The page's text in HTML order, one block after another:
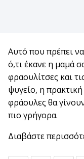
Αυτό που πρέπει
ό,τι έκανε η μαμά
φραουλίτσες και
ψυγείο, η
φράουλες θα
πιο γρήγορα.
Διαβάστε